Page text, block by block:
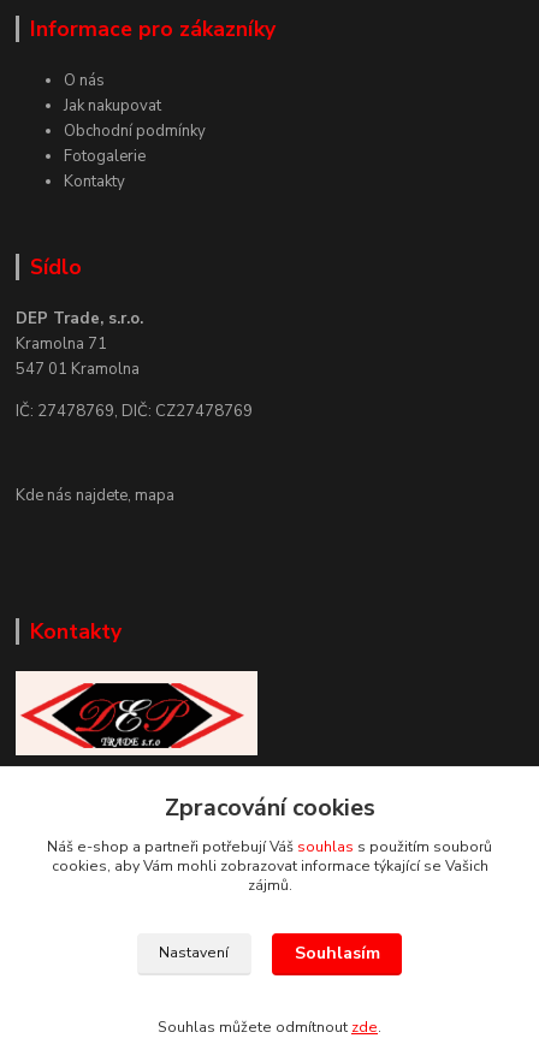
Informace pro zákazníky
O nás
Jak nakupovat
Obchodní podmínky
Fotogalerie
Kontakty
Sídlo
DEP Trade, s.r.o.
Kramolna 71
547 01 Kramolna
IČ: 27478769, DIČ: CZ27478769
Kde nás najdete, mapa
Kontakty
+420 777 085 857
info@deptrade.cz
Zpracování cookies
Náš e-shop a partneři potřebují Váš souhlas s použitím souborů
cookies, aby Vám mohli zobrazovat informace týkající se Vašich
zájmů.
Nastavení Souhlasím
Souhlas můžete odmítnout zde.